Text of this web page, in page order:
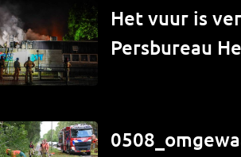
Het vuur is
Persbureau